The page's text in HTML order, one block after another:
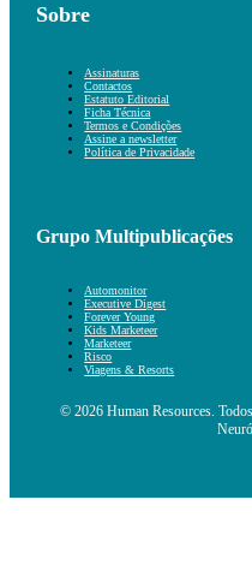
Sobre
Assinaturas
Contactos
Estatuto Editorial
Ficha Técnica
Termos e Condições
Assine a newsletter
Política de Privacidade
Grupo Multipublicações
Automonitor
Executive Digest
Forever Young
Kids Marketeer
Marketeer
Risco
Viagens & Resorts
© 2026 Human Resources.